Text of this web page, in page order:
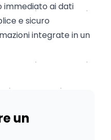
immediato ai dati
e sicuro
integrate in un
un